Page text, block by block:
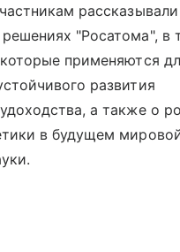
"Росатома", в
применяются
развития
а также о
в будущем